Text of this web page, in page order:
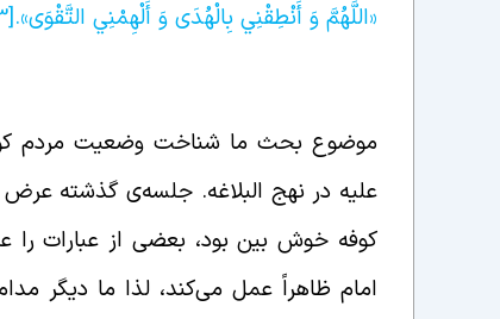
«اللَّهُمَّ وَ أَنْطِقْنِي بِالْهُدَى‏ وَ أَلْهِمْنِي التَّقْوَى‏».[3]
موضوع بحث ما شناخت وضعیت مردم کوفه
علیه در نهج البلاغه. جلسه‌ی گذشته عرض
کوفه خوش بین بود، بعضی از عبارات
امام ظاهراً عمل می‌کند، لذا ما دیگر